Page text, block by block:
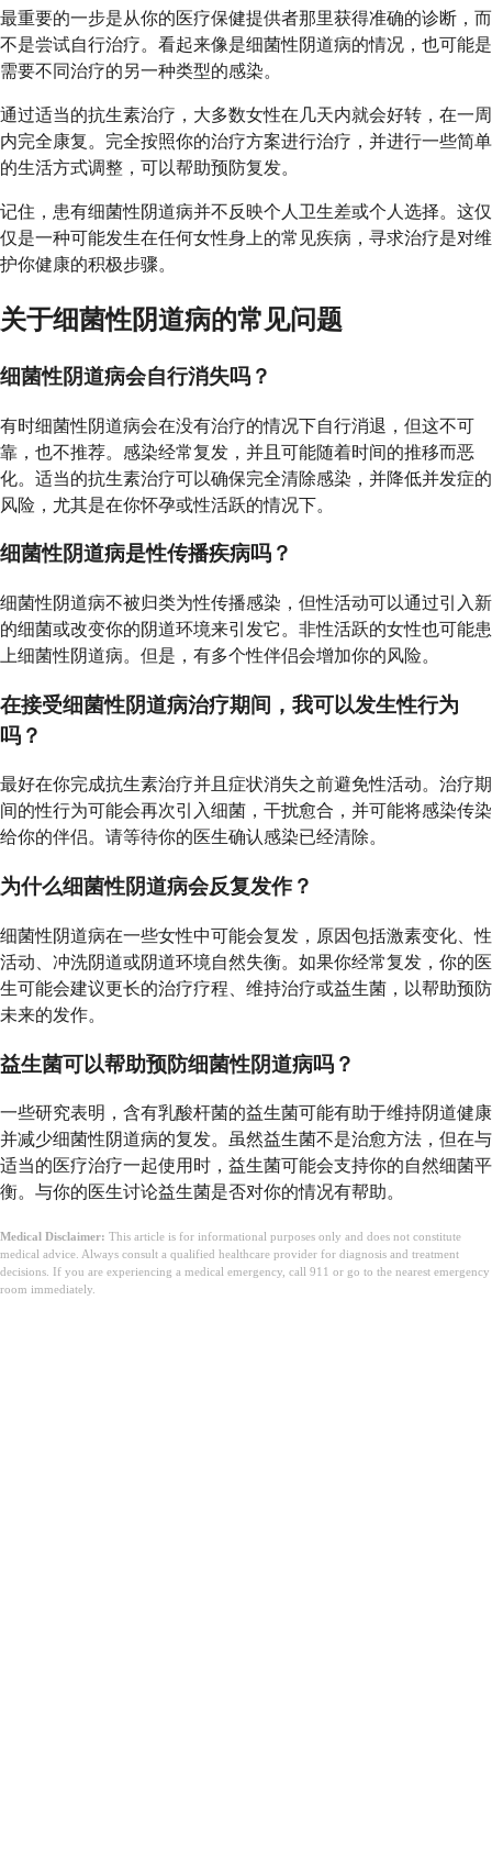
最重要的一步是从你的医疗保健提供者那里获得准确的诊断，而
不是尝试自行治疗。看起来像是细菌性阴道病的情况，也可能是
需要不同治疗的另一种类型的感染。
通过适当的抗生素治疗，大多数女性在几天内就会好转，在一周
内完全康复。完全按照你的治疗方案进行治疗，并进行一些简单
的生活方式调整，可以帮助预防复发。
记住，患有细菌性阴道病并不反映个人卫生差或个人选择。这仅
仅是一种可能发生在任何女性身上的常见疾病，寻求治疗是对维
护你健康的积极步骤。
关于细菌性阴道病的常见问题
细菌性阴道病会自行消失吗？
有时细菌性阴道病会在没有治疗的情况下自行消退，但这不可
靠，也不推荐。感染经常复发，并且可能随着时间的推移而恶
化。适当的抗生素治疗可以确保完全清除感染，并降低并发症的
风险，尤其是在你怀孕或性活跃的情况下。
细菌性阴道病是性传播疾病吗？
细菌性阴道病不被归类为性传播感染，但性活动可以通过引入新
的细菌或改变你的阴道环境来引发它。非性活跃的女性也可能患
上细菌性阴道病。但是，有多个性伴侣会增加你的风险。
在接受细菌性阴道病治疗期间，我可以发生性行为
吗？
最好在你完成抗生素治疗并且症状消失之前避免性活动。治疗期
间的性行为可能会再次引入细菌，干扰愈合，并可能将感染传染
给你的伴侣。请等待你的医生确认感染已经清除。
为什么细菌性阴道病会反复发作？
细菌性阴道病在一些女性中可能会复发，原因包括激素变化、性
活动、冲洗阴道或阴道环境自然失衡。如果你经常复发，你的医
生可能会建议更长的治疗疗程、维持治疗或益生菌，以帮助预防
未来的发作。
益生菌可以帮助预防细菌性阴道病吗？
一些研究表明，含有乳酸杆菌的益生菌可能有助于维持阴道健康
并减少细菌性阴道病的复发。虽然益生菌不是治愈方法，但在与
适当的医疗治疗一起使用时，益生菌可能会支持你的自然细菌平
衡。与你的医生讨论益生菌是否对你的情况有帮助。
Medical Disclaimer: This article is for informational purposes only and does not constitute
medical advice. Always consult a qualified healthcare provider for diagnosis and treatment
decisions. If you are experiencing a medical emergency, call 911 or go to the nearest emergency
room immediately.